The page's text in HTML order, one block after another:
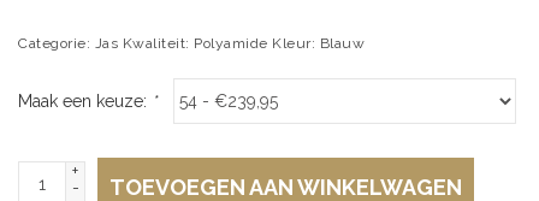
Categorie: Jas Kwaliteit: Polyamide Kleur: Blauw
Maak een keuze: *
+
-
TOEVOEGEN AAN WINKELWAGEN